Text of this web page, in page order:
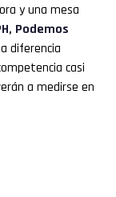
y una mesa
Podemos
diferencia
casi
a medirse en